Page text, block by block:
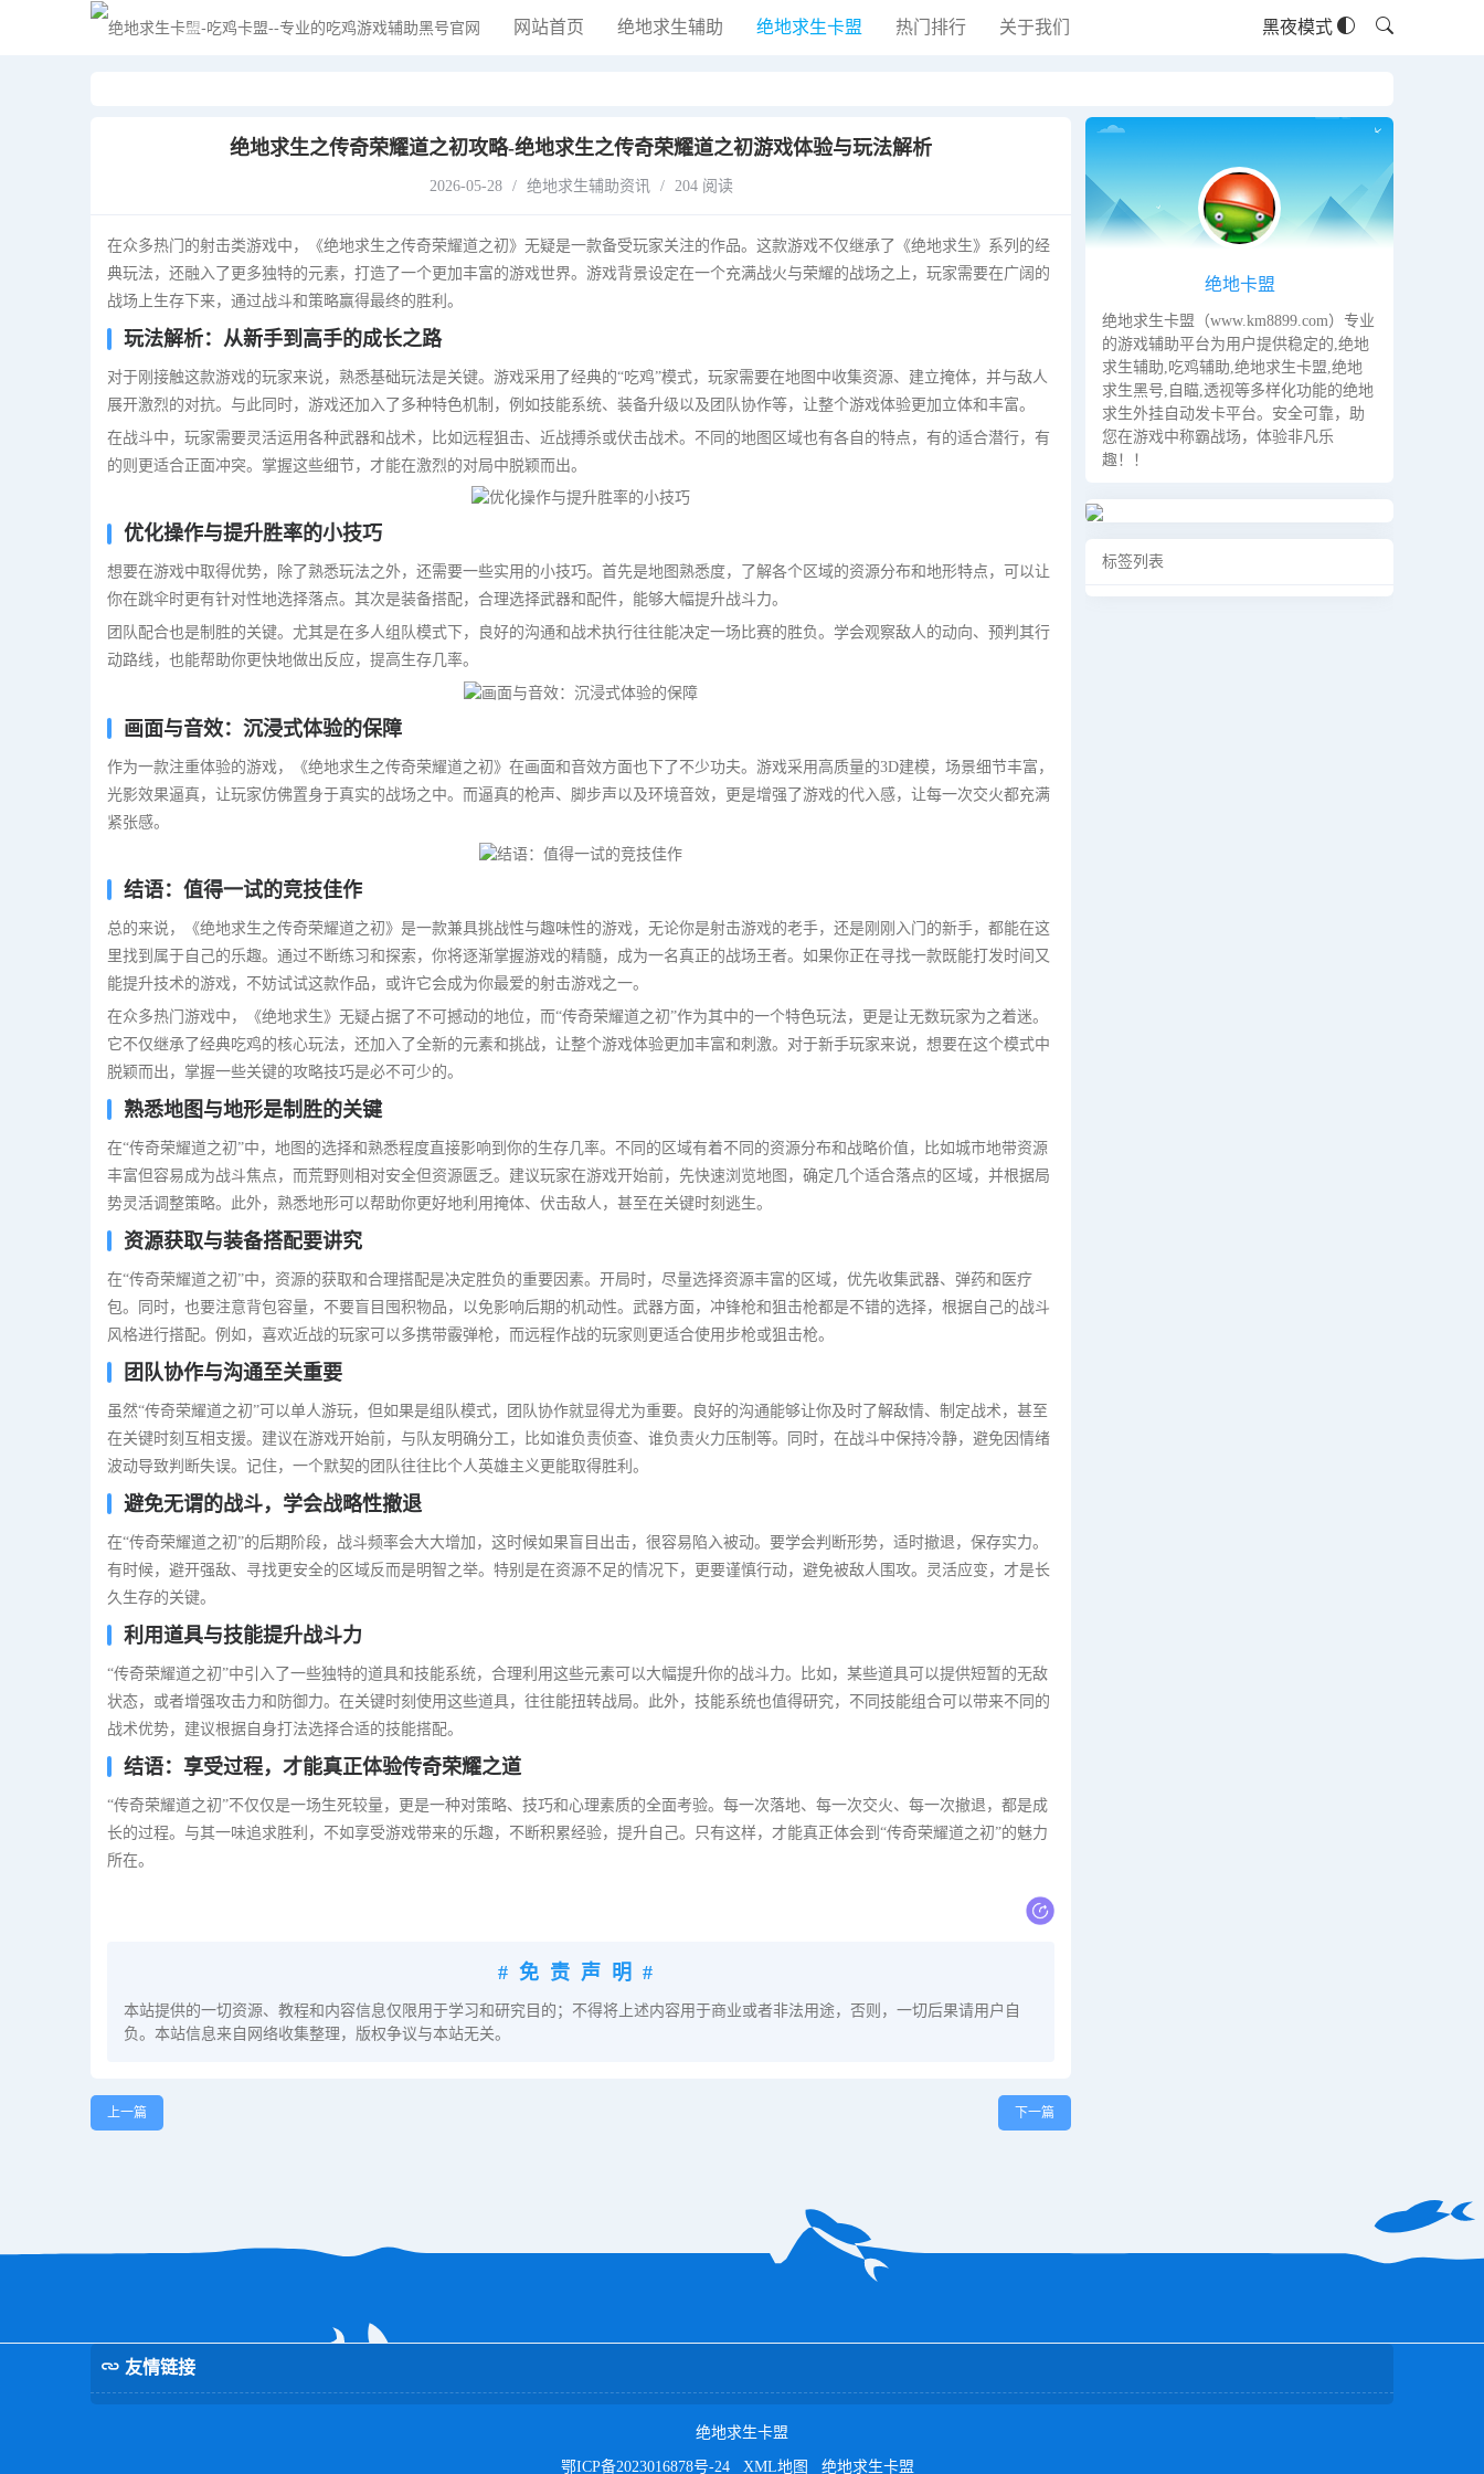
网站首页 绝地求生辅助 绝地求生卡盟 热门排行 关于我们 黑夜模式
绝地求生之传奇荣耀道之初攻略-绝地求生之传奇荣耀道之初游戏体验与玩法解析
2026-05-28 / 绝地求生辅助资讯 / 204 阅读
在众多热门的射击类游戏中，《绝地求生之传奇荣耀道之初》无疑是一款备受玩家关注的作品。这款游戏不仅继承了《绝地求生》系列的经
典玩法，还融入了更多独特的元素，打造了一个更加丰富的游戏世界。游戏背景设定在一个充满战火与荣耀的战场之上，玩家需要在广阔的
战场上生存下来，通过战斗和策略赢得最终的胜利。
玩法解析：从新手到高手的成长之路
对于刚接触这款游戏的玩家来说，熟悉基础玩法是关键。游戏采用了经典的“吃鸡”模式，玩家需要在地图中收集资源、建立掩体，并与敌人
展开激烈的对抗。与此同时，游戏还加入了多种特色机制，例如技能系统、装备升级以及团队协作等，让整个游戏体验更加立体和丰富。
在战斗中，玩家需要灵活运用各种武器和战术，比如远程狙击、近战搏杀或伏击战术。不同的地图区域也有各自的特点，有的适合潜行，有
的则更适合正面冲突。掌握这些细节，才能在激烈的对局中脱颖而出。
优化操作与提升胜率的小技巧
想要在游戏中取得优势，除了熟悉玩法之外，还需要一些实用的小技巧。首先是地图熟悉度，了解各个区域的资源分布和地形特点，可以让
你在跳伞时更有针对性地选择落点。其次是装备搭配，合理选择武器和配件，能够大幅提升战斗力。
团队配合也是制胜的关键。尤其是在多人组队模式下，良好的沟通和战术执行往往能决定一场比赛的胜负。学会观察敌人的动向、预判其行
动路线，也能帮助你更快地做出反应，提高生存几率。
画面与音效：沉浸式体验的保障
作为一款注重体验的游戏，《绝地求生之传奇荣耀道之初》在画面和音效方面也下了不少功夫。游戏采用高质量的3D建模，场景细节丰富，
光影效果逼真，让玩家仿佛置身于真实的战场之中。而逼真的枪声、脚步声以及环境音效，更是增强了游戏的代入感，让每一次交火都充满
紧张感。
结语：值得一试的竞技佳作
总的来说，《绝地求生之传奇荣耀道之初》是一款兼具挑战性与趣味性的游戏，无论你是射击游戏的老手，还是刚刚入门的新手，都能在这
里找到属于自己的乐趣。通过不断练习和探索，你将逐渐掌握游戏的精髓，成为一名真正的战场王者。如果你正在寻找一款既能打发时间又
能提升技术的游戏，不妨试试这款作品，或许它会成为你最爱的射击游戏之一。
在众多热门游戏中，《绝地求生》无疑占据了不可撼动的地位，而“传奇荣耀道之初”作为其中的一个特色玩法，更是让无数玩家为之着迷。
它不仅继承了经典吃鸡的核心玩法，还加入了全新的元素和挑战，让整个游戏体验更加丰富和刺激。对于新手玩家来说，想要在这个模式中
脱颖而出，掌握一些关键的攻略技巧是必不可少的。
熟悉地图与地形是制胜的关键
在“传奇荣耀道之初”中，地图的选择和熟悉程度直接影响到你的生存几率。不同的区域有着不同的资源分布和战略价值，比如城市地带资源
丰富但容易成为战斗焦点，而荒野则相对安全但资源匮乏。建议玩家在游戏开始前，先快速浏览地图，确定几个适合落点的区域，并根据局
势灵活调整策略。此外，熟悉地形可以帮助你更好地利用掩体、伏击敌人，甚至在关键时刻逃生。
资源获取与装备搭配要讲究
在“传奇荣耀道之初”中，资源的获取和合理搭配是决定胜负的重要因素。开局时，尽量选择资源丰富的区域，优先收集武器、弹药和医疗
包。同时，也要注意背包容量，不要盲目囤积物品，以免影响后期的机动性。武器方面，冲锋枪和狙击枪都是不错的选择，根据自己的战斗
风格进行搭配。例如，喜欢近战的玩家可以多携带霰弹枪，而远程作战的玩家则更适合使用步枪或狙击枪。
团队协作与沟通至关重要
虽然“传奇荣耀道之初”可以单人游玩，但如果是组队模式，团队协作就显得尤为重要。良好的沟通能够让你及时了解敌情、制定战术，甚至
在关键时刻互相支援。建议在游戏开始前，与队友明确分工，比如谁负责侦查、谁负责火力压制等。同时，在战斗中保持冷静，避免因情绪
波动导致判断失误。记住，一个默契的团队往往比个人英雄主义更能取得胜利。
避免无谓的战斗，学会战略性撤退
在“传奇荣耀道之初”的后期阶段，战斗频率会大大增加，这时候如果盲目出击，很容易陷入被动。要学会判断形势，适时撤退，保存实力。
有时候，避开强敌、寻找更安全的区域反而是明智之举。特别是在资源不足的情况下，更要谨慎行动，避免被敌人围攻。灵活应变，才是长
久生存的关键。
利用道具与技能提升战斗力
“传奇荣耀道之初”中引入了一些独特的道具和技能系统，合理利用这些元素可以大幅提升你的战斗力。比如，某些道具可以提供短暂的无敌
状态，或者增强攻击力和防御力。在关键时刻使用这些道具，往往能扭转战局。此外，技能系统也值得研究，不同技能组合可以带来不同的
战术优势，建议根据自身打法选择合适的技能搭配。
结语：享受过程，才能真正体验传奇荣耀之道
“传奇荣耀道之初”不仅仅是一场生死较量，更是一种对策略、技巧和心理素质的全面考验。每一次落地、每一次交火、每一次撤退，都是成
长的过程。与其一味追求胜利，不如享受游戏带来的乐趣，不断积累经验，提升自己。只有这样，才能真正体会到“传奇荣耀道之初”的魅力
所在。
#免责声明#
本站提供的一切资源、教程和内容信息仅限用于学习和研究目的；不得将上述内容用于商业或者非法用途，否则，一切后果请用户自
负。本站信息来自网络收集整理，版权争议与本站无关。
上一篇 下一篇
绝地卡盟
绝地求生卡盟（www.km8899.com）专业
的游戏辅助平台为用户提供稳定的,绝地
求生辅助,吃鸡辅助,绝地求生卡盟,绝地
求生黑号,自瞄,透视等多样化功能的绝地
求生外挂自动发卡平台。安全可靠，助
您在游戏中称霸战场，体验非凡乐
趣！！
标签列表
友情链接
绝地求生卡盟
鄂ICP备2023016878号-24 XML地图 绝地求生卡盟